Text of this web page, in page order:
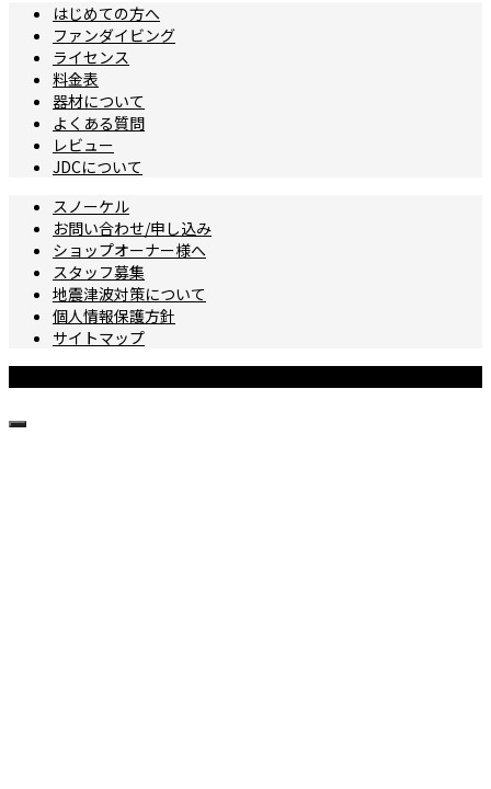
はじめての方へ
ファンダイビング
ライセンス
料金表
器材について
よくある質問
レビュー
JDCについて
スノーケル
お問い合わせ/申し込み
ショップオーナー様へ
スタッフ募集
地震津波対策について
個人情報保護方針
サイトマップ